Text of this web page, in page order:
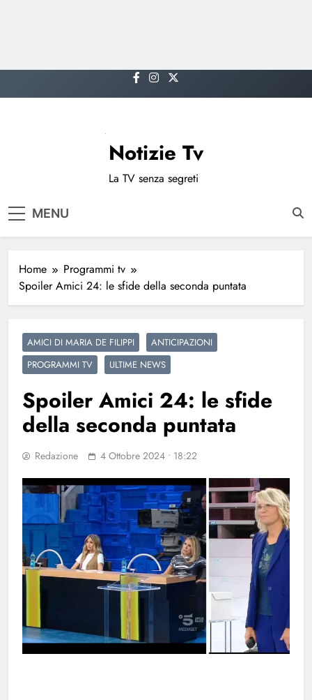
to
Notizie Tv
La TV senza segreti
MENU
Home
Programmi tv
Spoiler Amici 24: le sfide della seconda puntata
AMICI DI MARIA DE FILIPPI
ANTICIPAZIONI
PROGRAMMI TV
ULTIME NEWS
Spoiler Amici 24: le sfide
della seconda puntata
Redazione 4 Ottobre 2024 • 18:22